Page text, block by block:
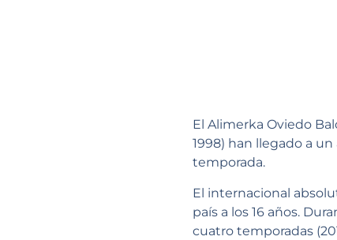
El Alimerka Oviedo
1998) han llegado a
temporada.
El internacional
país a los 16 años.
cuatro temporadas